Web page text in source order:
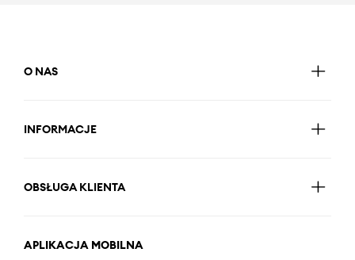
O NAS
INFORMACJE
OBSŁUGA KLIENTA
APLIKACJA MOBILNA